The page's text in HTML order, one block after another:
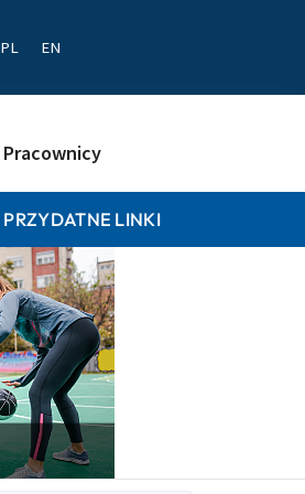
PL EN
Pracownicy
PRZYDATNE LINKI